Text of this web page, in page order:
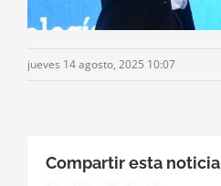
jueves 14 agosto, 2025 10:07
Compartir esta noticia